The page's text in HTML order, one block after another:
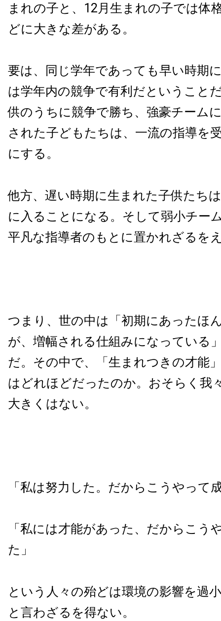
まれの子と、12月生まれの子では体
どに大きな差がある。
要は、同じ学年であっても早い時期
は学年内の競争で有利だということ
供のうちに競争で勝ち、強豪チーム
された子どもたちは、一流の指導を
にする。
他方、遅い時期に生まれた子供たち
に入ることになる。そして弱小チー
平凡な指導者のもとに置かれざるを
つまり、世の中は「初期にあったほ
が、増幅される仕組みになっている
だ。その中で、「生まれつきの才能
はどれほどだったのか。おそらく我
大きくはない。
「私は努力した。だからこうやって
「私には才能があった、だからこう
た」
という人々の殆どは環境の影響を過
と言わざるを得ない。